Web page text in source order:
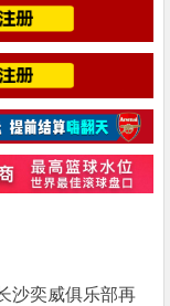
沙奕威俱乐部再